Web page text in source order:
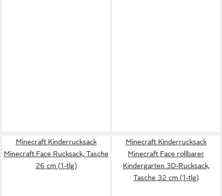
Minecraft Kinderrucksack
Minecraft Face Rucksack, Tasche
26 cm (1-tlg)
Minecraft Kinderrucksack
Minecraft Face rollbarer
Kindergarten 3D-Rucksack,
Tasche 32 cm (1-tlg)